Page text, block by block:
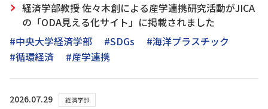
経済学部教授 佐々木創による産学連携研究活動がJICA
の「ODA見える化サイト」に掲載されました
#中央大学経済学部
#SDGs
#海洋プラスチック
#循環経済
#産学連携
2026.07.29 経済学部